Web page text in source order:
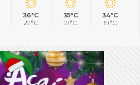
36°C
22°C
35°C
21°C
34°C
19°C